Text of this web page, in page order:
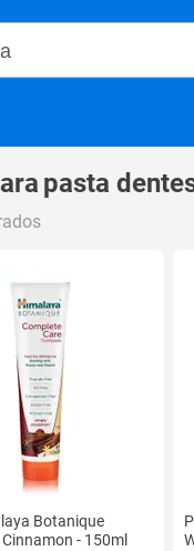
pasta
Botanique
- 150ml